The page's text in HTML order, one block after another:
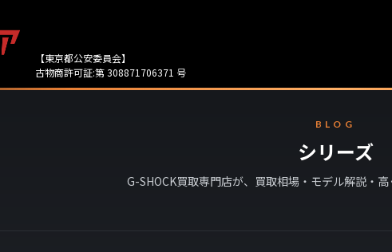
【東京都公安委員会】
古物商許可証:第 308871706371 号
BLOG
シリーズ
G-SHOCK買取専門店が、買取相場・モデル解説・高